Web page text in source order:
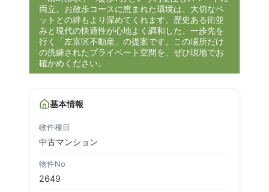
両立。お散歩コースに恵まれた環境は、大切なペ
ットとの絆もより深めてくれます。歴史ある街並
みと現代の快適性が心地よく調和した、一歩先を
行く「左京区不動産」の提案です。この場所だけ
の洗練されたプライベート空間を、ぜひ現地でお
確かめください。
基本情報
物件種目
中古マンション
物件No
2649